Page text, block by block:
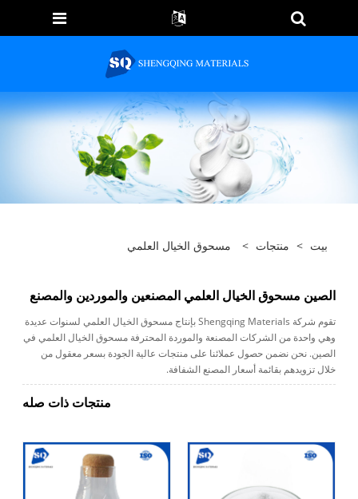
بيت > منتجات > مسحوق الخيال العلمي
الصين مسحوق الخيال العلمي المصنعين والموردين والمصنع
تقوم شركة Shengqing Materials بإنتاج مسحوق الخيال العلمي لسنوات عديدة
وهي واحدة من الشركات المصنعة والموردة المحترفة مسحوق الخيال العلمي في
الصين. نحن نضمن حصول عملائنا على منتجات عالية الجودة بسعر معقول من
خلال تزويدهم بقائمة أسعار المصنع الشفافة.
منتجات ذات صله